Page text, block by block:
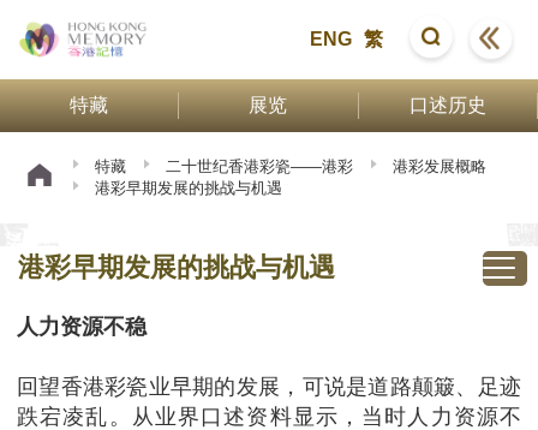
ENG 繁
特藏 展览 口述历史
特藏 二十世纪香港彩瓷——港彩
港彩发展概略
港彩早期发展的挑战与机遇
港彩早期发展的挑战与机遇
人力资源不稳
回望香港彩瓷业早期的发展，可说是道路颠簸、足迹
跌宕凌乱。从业界口述资料显示，当时人力资源不